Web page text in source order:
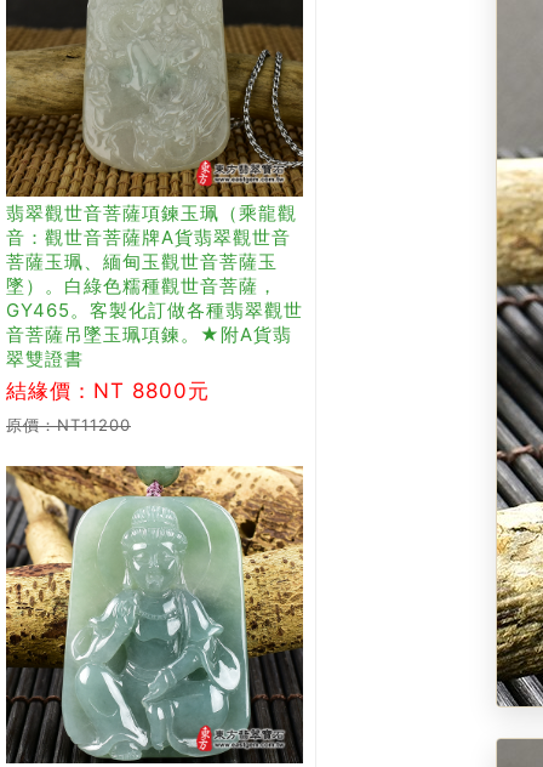
翡翠觀世音菩薩項鍊玉珮（乘龍觀
音：觀世音菩薩牌A貨翡翠觀世音
菩薩玉珮、緬甸玉觀世音菩薩玉
墜）。白綠色糯種觀世音菩薩，
GY465。客製化訂做各種翡翠觀世
音菩薩吊墜玉珮項鍊。★附A貨翡
翠雙證書
結緣價：NT 8800元
原價：NT11200